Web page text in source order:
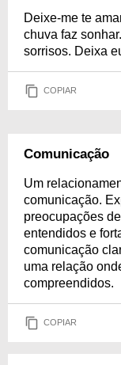
Deixe-me te
chuva faz
sorrisos. Deixa
COPIAR
Comunicação
Um
comunicação.
preocupações
entendidos e
comunicação
uma relação
compreendidos.
COPIAR